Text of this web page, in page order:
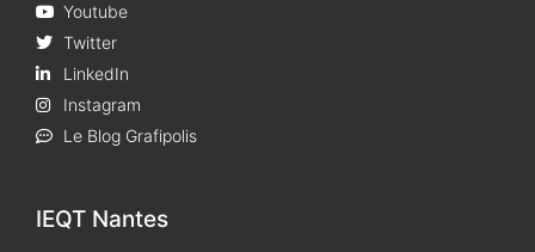
Youtube
Twitter
LinkedIn
Instagram
Le Blog Grafipolis
IEQT Nantes